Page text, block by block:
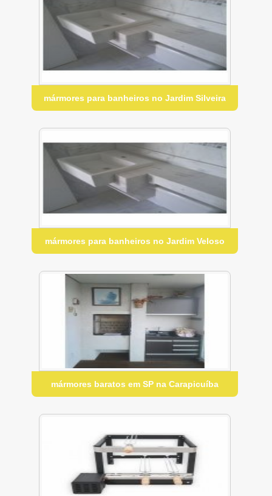
mármores para banheiros no Jardim Silveira
mármores para banheiros no Jardim Veloso
mármores baratos em SP na Carapicuíba